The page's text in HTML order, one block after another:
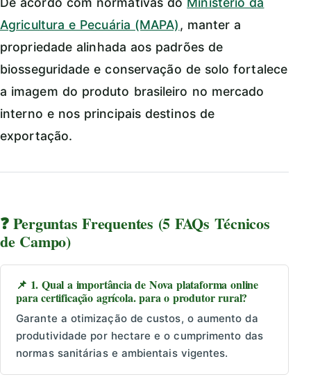
Agricultura e Pecuária (MAPA), manter a
propriedade alinhada aos padrões de
biosseguridade e conservação de solo fortalece
a imagem do produto brasileiro no mercado
interno e nos principais destinos de
exportação.
❓ Perguntas Frequentes (5 FAQs Técnicos
de Campo)
📌 1. Qual a importância de Nova plataforma online
para certificação agrícola. para o produtor rural?
Garante a otimização de custos, o aumento da
produtividade por hectare e o cumprimento das
normas sanitárias e ambientais vigentes.